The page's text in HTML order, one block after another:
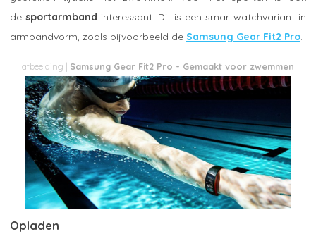
de sportarmband interessant. Dit is een smartwatchvariant in
armbandvorm, zoals bijvoorbeeld de Samsung Gear Fit2 Pro.
Samsung Gear Fit2 Pro - Gemaakt voor zwemmen
Opladen